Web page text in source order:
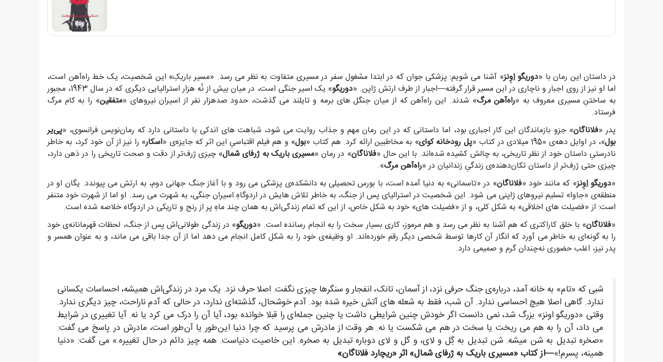
در داستان این رمان با «دوریگو اِوِنز» آشنا می شویم: پزشکی جوان که در ابتدا مشغول سفر در مسیری متفاوت به نظر می رسد. «مسیر باریکِ» این شخصیت، یک خط راه‌آهن است،
اما او نیز از روی اجبار و ناچاری در این مسیر قرار گرفته—اجبار از طرف ارتش ژاپن. «دوریگو
» یک اسیر جنگی است، در میان بیش از نُه هزار استرالیایی دیگری که در سال 1943، مجبور
به ساختنِ مسیری معروف به «راه‌آهن مرگ» شدند. این راه‌آهن که از میان جنگل های برمه و تایلند می گذشت، حدود صدهزار نفر از اسیران نیروهای «متفقین» را به کام مرگ
فرستاد.
پدر «فلاناگان» جزو بازماندگان این کار اجباری بود، اما داستانی که در این رمان مهم و جذاب روایت می شود، شباهت های اندکی با داستانی دارد که رمان‌نویس فرانسوی، «پی‌یر
بول»، در اوایل دهه‌ی 1950 میلادی در کتاب « پل رودخانه کوای» به مخاطبین ارائه کرد. هم کتاب «بول» و هم فیلم اقتباسیِ این اثر که جایزه‌ی «اسکار» را نیز از آن خود کرد، به خاطر
نادرستیِ داستان خود از نظر تاریخی، به چالش کشیده شده‌اند. با این حال «فلاناگان» در رمان «مسیری باریک به ژرفای شمال» چیزی ژرف‌تر از دقت و صحت تاریخی را در ذهن دارد،
چیزی حتی ژرف‌تر از داستان تکان‌دهنده‌ی زندگیِ زندانیان در «راه‌آهن مرگ».
«دوریگو اِوِنز» که مانند خود «فلاناگان» در «تاسمانی» به دنیا آمده است، با بورس تحصیلی به دانشکده‌ی پزشکی می رود و با آغاز جنگ جهانی دوم، به ارتش می پیوندد. یگان او در
منطقه‌ی «جاوا» تسلیم نیروهای ژاپنی می شود. این شخصیت در استرالیای پس از جنگ، به خاطر تلاش هایش در اردوگاهِ اسیران جنگی، به شهرت می رسد. او اما از شهرت خود متنفر
است: از «فضیلت های اخلاقی» به شکل کلی، و از «فضیلت های» خود به شکل خاص، از این که تمام زندگی‌اش به همان چند ماهِ پر از رنج و تاریکی در اردوگاه خلاصه شده است.
«فلاناگان» با خلق کاراکتری که هم آشنا به نظر می رسد و هم مرموز، کاری بسیار سخت را به انجام رسانده است. «دوریگو» در زندگی طولانی‌اش پس از جنگ، لحظات قهرمانانه‌ی خود
را به گونه‌ای به خاطر می آورد که انگار آن کارها توسط شخصی دیگر رقم خورده‌اند. او وظیفه‌ی خود را به شکل کامل انجام می دهد اما از آن جدا باقی می ماند، و به عنوان همسر و
پدر نیز، اغلب حضوری نه‌چندان گرم و صمیمی دارد.
شبی که «تام» به خانه آمد، درباره‌ی جنگ حرفی نزد، از آسمان، تانک، انفجار و سنگرها چیزی نگفت. اصلا حرف نزد. یک مرد در زندگی‌اش همیشه، احساسات یکسانی
ندارد. گاهی اصلا هیچ احساسی ندارد. آن شب، فقط به شعله های آتش خیره شده بود. آدم خوشحال، گذشته‌ای ندارد، در حالی که آدم ناراحت، چیز دیگری ندارد.
وقتی «دوریگو اونز» بزرگ شد، نمی دانست اگر خودش چنین شرایطی داشت یا چنین جمله‌ای را قبلا خوانده بود، آیا آن را درک می کرد یا نه. آیا تغییری در شرایط
می داد، آن را به هم می ریخت یا سخت در هم می شکست یا نه. هر وقت از مادرش می پرسید که چرا دنیا این‌طور یا آن‌طور است، مادرش در پاسخ می گفت:
«صخره تبدیل به شن میشه. شن تبدیل به گِل و لای، و گل و لای دوباره تبدیل به صخره. این خاصیت دنیاست. همه چیز دائم در حال تغییره.» می گفت: «دنیا
همینه، پسرم!»—از کتاب «مسیری باریک به ژرفای شمال» اثر «ریچارد فلاناگان»